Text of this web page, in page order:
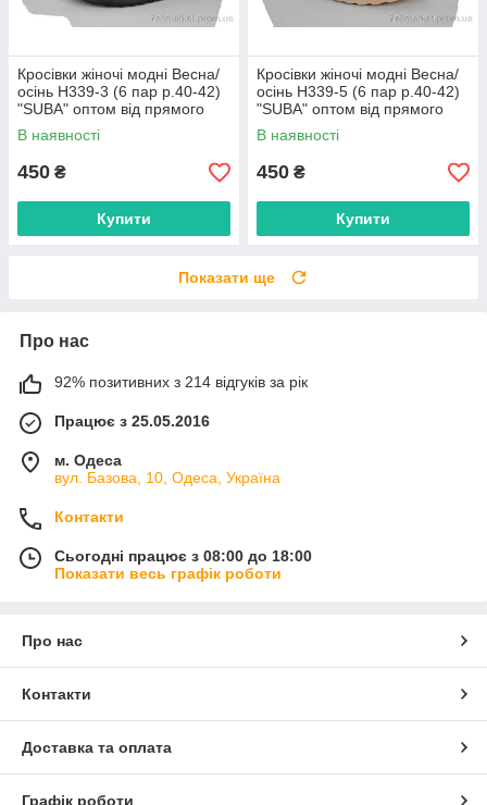
Кросівки жіночі модні Весна/
осінь H339-3 (6 пар р.40-42)
"SUBA" оптом від прямого
постачальника
В наявності
450 ₴
Купити
Кросівки жіночі модні Весна/
осінь H339-5 (6 пар р.40-42)
"SUBA" оптом від прямого
постачальника
В наявності
450 ₴
Купити
Показати ще
Про нас
92% позитивних з 214 відгуків за рік
Працює з 25.05.2016
м. Одеса
вул. Базова, 10, Одеса, Україна
Контакти
Сьогодні працює з 08:00 до 18:00
Показати весь графік роботи
Про нас
Контакти
Доставка та оплата
Графік роботи